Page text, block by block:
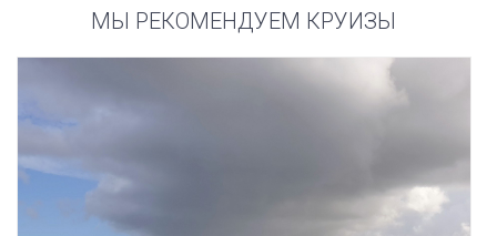
МЫ РЕКОМЕНДУЕМ КРУИЗЫ